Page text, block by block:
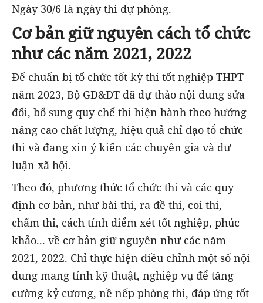
Ngày 30/6 là ngày thi dự phòng.
Cơ bản giữ nguyên cách tổ chức
như các năm 2021, 2022
Để chuẩn bị tổ chức tốt kỳ thi tốt nghiệp THPT
năm 2023, Bộ GD&ĐT đã dự thảo nội dung sửa
đổi, bổ sung quy chế thi hiện hành theo hướng
nâng cao chất lượng, hiệu quả chỉ đạo tổ chức
thi và đang xin ý kiến các chuyên gia và dư
luận xã hội.
Theo đó, phương thức tổ chức thi và các quy
định cơ bản, như bài thi, ra đề thi, coi thi,
chấm thi, cách tính điểm xét tốt nghiệp, phúc
khảo... về cơ bản giữ nguyên như các năm
2021, 2022. Chỉ thực hiện điều chỉnh một số nội
dung mang tính kỹ thuật, nghiệp vụ để tăng
cường kỷ cương, nề nếp phòng thi, đáp ứng tốt